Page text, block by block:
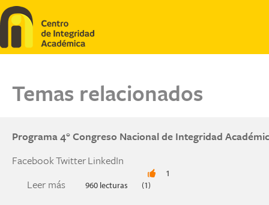
Pasar al contenido principal
Temas relacionados
Programa 4° Congreso Nacional de Integridad
FacebookTwitterLinkedIn
Leer más sobre Programa 4° Congreso Nacional de
960 lecturas
1
(1)